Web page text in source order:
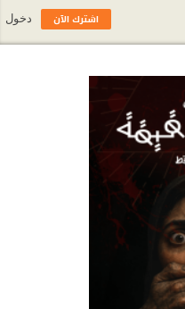
اشترك الآن دخول